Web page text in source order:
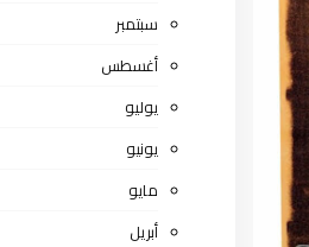
سبتمبر
أغسطس
يوليو
يونيو
مايو
أبريل